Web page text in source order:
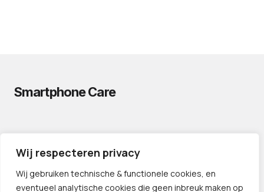
Wij respecteren privacy
Wij gebruiken technische & functionele cookies, en
eventueel analytische cookies die geen inbreuk maken op
Smartphone Care
CONTACT